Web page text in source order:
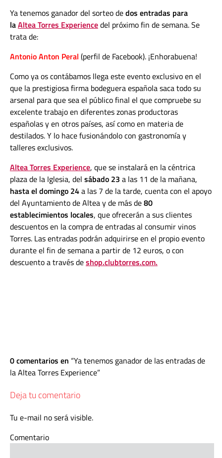
Ya tenemos ganador del sorteo dedos entradas para
laAltea Torres Experiencedel próximo fin de semana. Se
trata de:
Antonio Anton Peral (perfil de Facebook). ¡Enhorabuena!
Como ya os contábamos llega este evento exclusivo en el
que la prestigiosa firma bodeguera española saca todo su
arsenal para que sea el público final el que compruebe su
excelente trabajo en diferentes zonas productoras
españolas y en otros países, así como en materia de
destilados. Y lo hace fusionándolo con gastronomía y
talleres exclusivos.
Altea Torres Experience, que se instalará en la céntrica
plaza de la Iglesia, del sábado 23 a las 11 de la mañana,
hasta el domingo 24a las 7 de la tarde, cuenta con el apoyo
del Ayuntamiento de Altea y de más de80
establecimientos locales, que ofrecerán a sus clientes
descuentos en la compra de entradas al consumir vinos
Torres. Las entradas podrán adquirirse en el propio evento
durante el fin de semana a partir de 12 euros, o con
descuento a través deshop.clubtorres.com.
0 comentarios en Ya tenemos ganador de las entradas de
la Altea Torres Experience
Deja tu comentario
Tu e-mail no será visible.
Comentario